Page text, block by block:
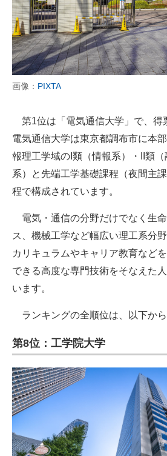
画像： PIXTA
第1位は「電気通信大学」で、得
電気通信大学は東京都調布市に本
報理工学域のI類（情報系）・II類
系）と先端工学基礎課程（夜間主
程で構成されています。
電気・通信の分野だけでなく生
ス、機械工学など幅広い理工系分
カリキュラムやキャリア教育など
できる高度な専門技術をそなえた
います。
ランキングの全順位は、以下から
第8位：工学院大学